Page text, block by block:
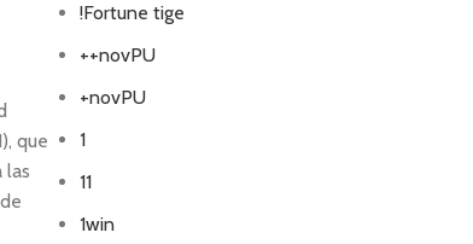
que
las
!Fortune tige
++novPU
+novPU
1
11
1win